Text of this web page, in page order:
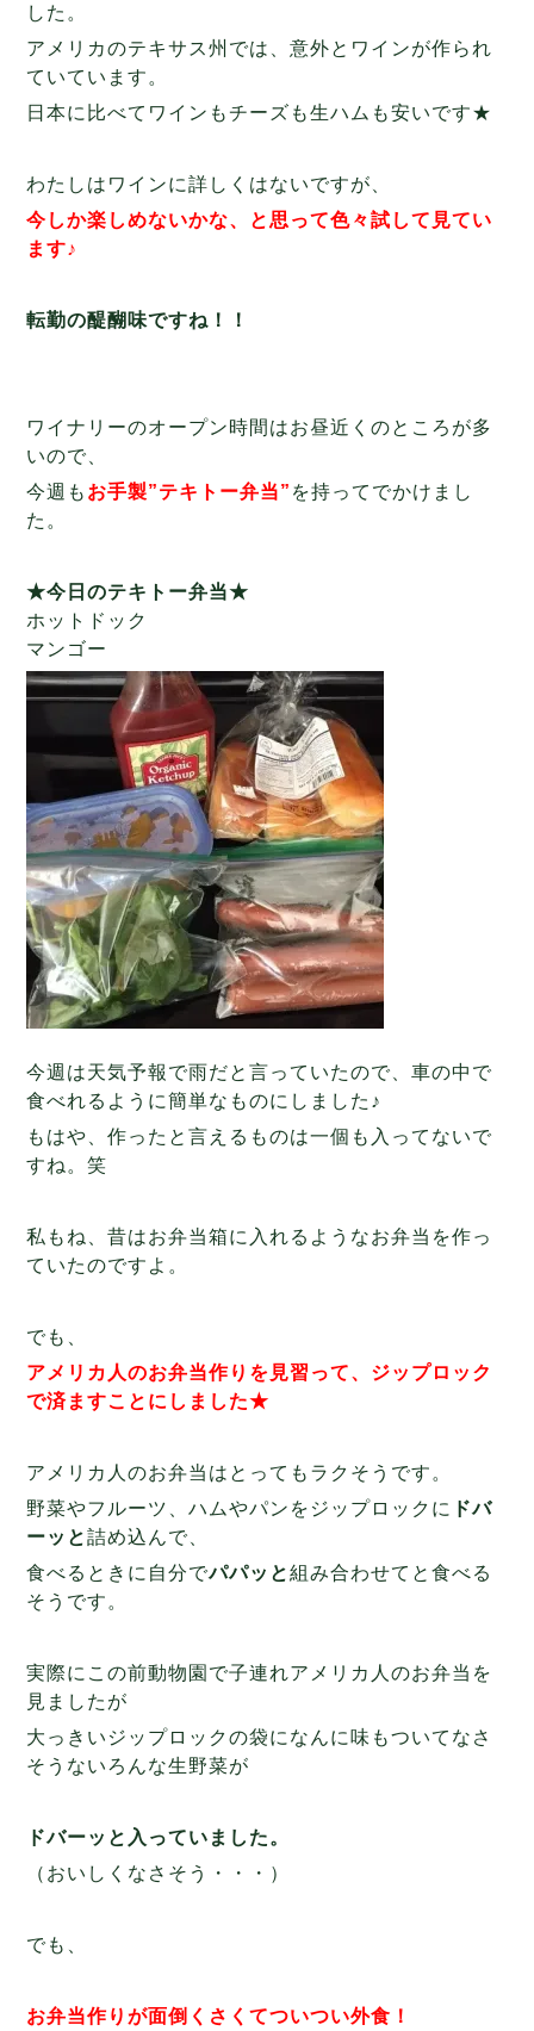
した。
アメリカのテキサス州では、意外とワインが作られ
ていています。
日本に比べてワインもチーズも生ハムも安いです★
わたしはワインに詳しくはないですが、
今しか楽しめないかな、と思って色々試して見てい
ます♪
転勤の醍醐味ですね！！
ワイナリーのオープン時間はお昼近くのところが多
いので、
今週も お手製”テキトー弁当” を持ってでかけまし
た。
★今日のテキトー弁当★
ホットドック
マンゴー
今週は天気予報で雨だと言っていたので、車の中で
食べれるように簡単なものにしました♪
もはや、作ったと言えるものは一個も入ってないで
すね。笑
私もね、昔はお弁当箱に入れるようなお弁当を作っ
ていたのですよ。
でも、
アメリカ人のお弁当作りを見習って、ジップロック
で済ますことにしました★
アメリカ人のお弁当はとってもラクそうです。
野菜やフルーツ、ハムやパンをジップロックに ドバ
ーッと詰め込んで、
食べるときに自分でパパッと組み合わせてと食べる
そうです。
実際にこの前動物園で子連れアメリカ人のお弁当を
見ましたが
大っきいジップロックの袋になんに味もついてなさ
そうないろんな生野菜が
ドバーッと入っていました。
（おいしくなさそう・・・）
でも、
お弁当作りが面倒くさくてついつい外食！